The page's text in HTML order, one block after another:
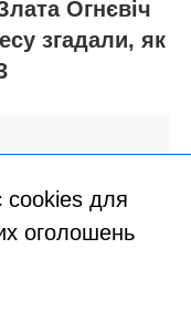
cookies для
оголошень